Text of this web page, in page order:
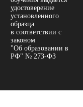
удостоверение
установленного
образца
в соответствии с
законом
"Об образовании в
РФ" № 273-ФЗ